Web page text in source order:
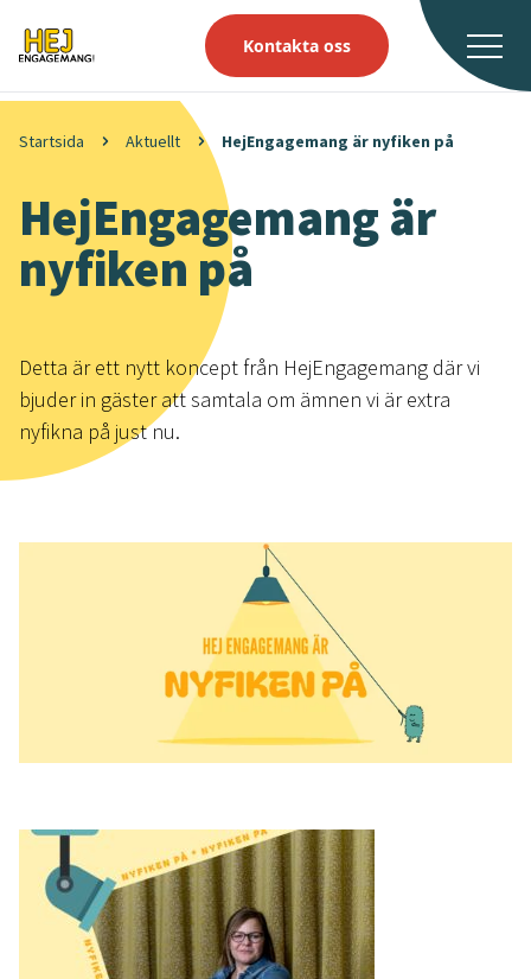
Kontakta oss
Startsida Aktuellt HejEngagemang är nyfiken på
HejEngagemang är
nyfiken på
Detta är ett nytt koncept från HejEngagemang där vi
bjuder in gäster att samtala om ämnen vi är extra
nyfikna på just nu.